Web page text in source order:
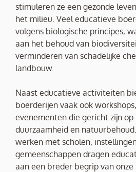
stimuleren ze een gezonde
het milieu. Veel educatieve
volgens biologische principes,
aan het behoud van
verminderen van schadelijke
landbouw.
Naast educatieve activiteiten
boerderijen vaak ook
evenementen die gericht zijn
duurzaamheid en
werken met scholen,
gemeenschappen dragen
aan een breder begrip van